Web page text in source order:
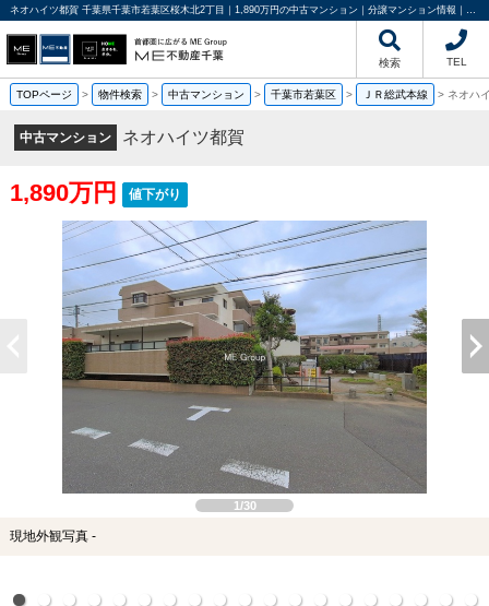
ネオハイツ都賀 千葉県千葉市若葉区桜木北2丁目｜1,890万円の中古マンション｜分譲マンション情報｜ME不動産千葉
検索 TEL
TOPページ > 物件検索 > 中古マンション > 千葉市若葉区 > ＪＲ総武本線 > ネオハ
中古マンション ネオハイツ都賀
1,890万円 値下がり
1/30
現地外観写真 -